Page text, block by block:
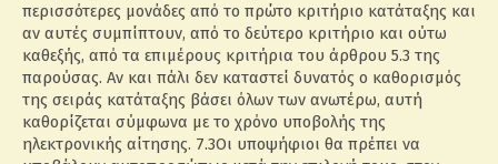
περισσότερες μονάδες από το πρώτο κριτήριο κατάταξης και
αν αυτές συμπίπτουν, από το δεύτερο κριτήριο και ούτω
καθεξής, από τα επιμέρους κριτήρια του άρθρου 5.3 της
παρούσας. Αν και πάλι δεν καταστεί δυνατός ο καθορισμός
της σειράς κατάταξης βάσει όλων των ανωτέρω, αυτή
καθορίζεται σύμφωνα με το χρόνο υποβολής της
ηλεκτρονικής αίτησης. 7.3Οι υποψήφιοι θα πρέπει να